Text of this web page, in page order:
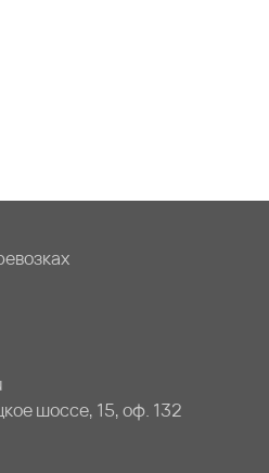
шоссе, 15, оф. 132